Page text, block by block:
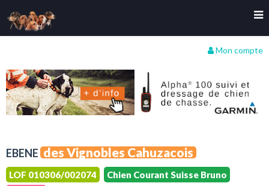
Mon compte
EBENE des Vignobles Cahuzacois
LOF 010306/002074
Chien Courant Suisse Bruno